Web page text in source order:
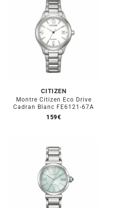
CITIZEN
Montre Citizen Eco Drive
Cadran Blanc FE6121-67A
159€